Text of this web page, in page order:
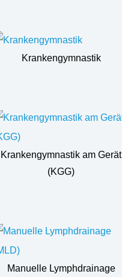
Krankengymnastik
Krankengymnastik am Gerät
(KGG)
Manuelle Lymphdrainage